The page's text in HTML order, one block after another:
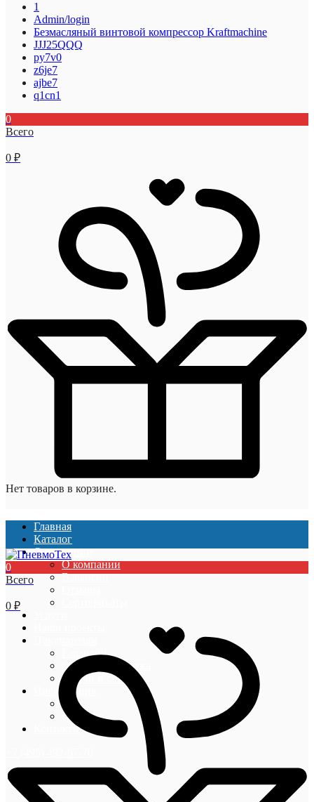
1
Admin/login
Безмасляный винтовой компрессор Kraftmaсhine
JJJ25QQQ
py7v0
z6je7
ajbe7
q1cn1
0
Всего
0 ₽
Нет товаров в корзине.
Главная
Каталог
О компании
О компании
Вакансии
Гарантии
Оплата и доставка
Акции и скидки
Информация
Блог
Новости
Контакты
0
Всего
0 ₽